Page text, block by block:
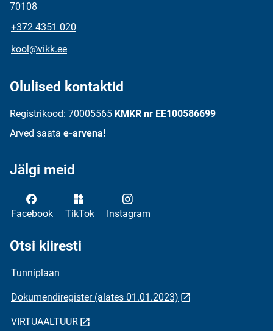
70108
+372 4351 020
kool@vikk.ee
Olulised kontaktid
Registrikood: 70005565 KMKR nr EE100586699
Arved saata e-arvena!
Jälgi meid
Facebook TikTok Instagram
Otsi kiiresti
Tunniplaan
Dokumendiregister (alates 01.01.2023)
VIRTUAALTUUR